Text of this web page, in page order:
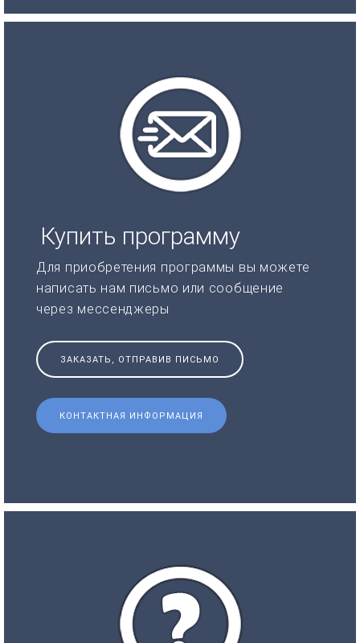
Купить программу
Для приобретения программы вы можете
написать нам письмо или сообщение
через мессенджеры
ЗАКАЗАТЬ, ОТПРАВИВ ПИСЬМО
КОНТАКТНАЯ ИНФОРМАЦИЯ